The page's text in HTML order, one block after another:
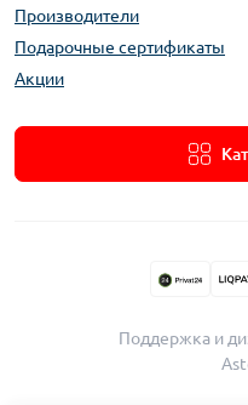
Производители
Подарочные сертификаты
Акции
Поддержка и